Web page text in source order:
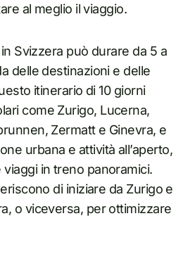
al meglio il viaggio.
Svizzera può durare da 5 a
delle destinazioni e delle
itinerario di 10 giorni
come Zurigo, Lucerna,
Zermatt e Ginevra, e
urbana e attività all’aperto,
in treno panoramici.
di iniziare da Zurigo e
o viceversa, per ottimizzare